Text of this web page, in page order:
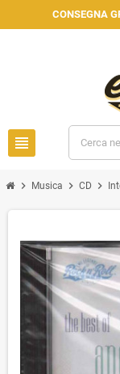
CONSEGNA
view_headline
chevron_right Musica chevron_right CD chevron_right